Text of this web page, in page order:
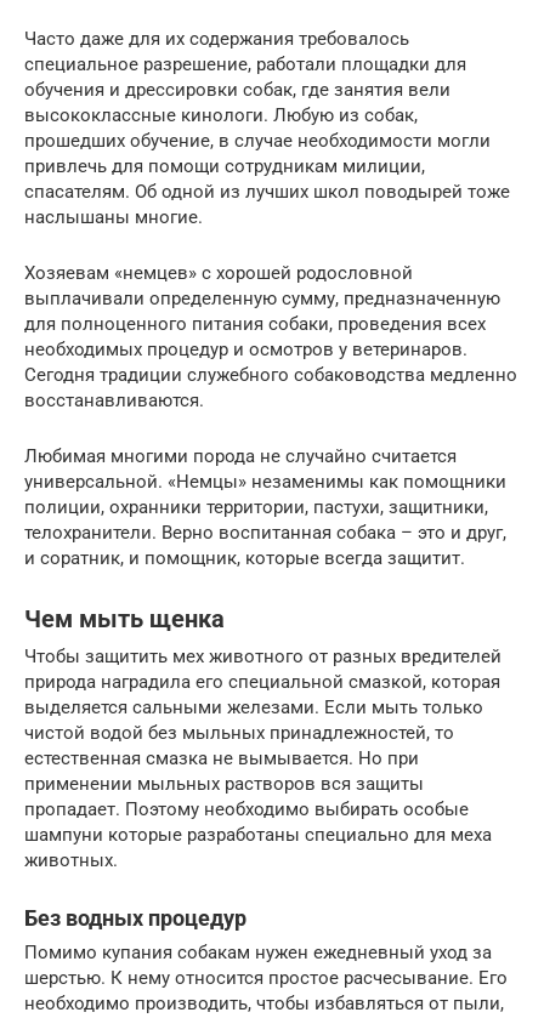
Часто даже для их содержания требовалось
специальное разрешение, работали площадки для
обучения и дрессировки собак, где занятия вели
высококлассные кинологи. Любую из собак,
прошедших обучение, в случае необходимости могли
привлечь для помощи сотрудникам милиции,
спасателям. Об одной из лучших школ поводырей тоже
наслышаны многие.
Хозяевам «немцев» с хорошей родословной
выплачивали определенную сумму, предназначенную
для полноценного питания собаки, проведения всех
необходимых процедур и осмотров у ветеринаров.
Сегодня традиции служебного собаководства медленно
восстанавливаются.
Любимая многими порода не случайно считается
универсальной. «Немцы» незаменимы как помощники
полиции, охранники территории, пастухи, защитники,
телохранители. Верно воспитанная собака – это и друг,
и соратник, и помощник, которые всегда защитит.
Чем мыть щенка
Чтобы защитить мех животного от разных вредителей
природа наградила его специальной смазкой, которая
выделяется сальными железами. Если мыть только
чистой водой без мыльных принадлежностей, то
естественная смазка не вымывается. Но при
применении мыльных растворов вся защиты
пропадает. Поэтому необходимо выбирать особые
шампуни которые разработаны специально для меха
животных.
Без водных процедур
Помимо купания собакам нужен ежедневный уход за
шерстью. К нему относится простое расчесывание. Его
необходимо производить, чтобы избавляться от пыли,